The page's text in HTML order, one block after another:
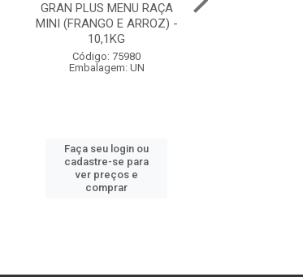
GRAN PLUS MENU RAÇA
MINI (FRANGO E ARROZ) -
10,1KG
Código: 75980
Embalagem: UN
Faça seu login ou
cadastre-se para
ver preços e
comprar